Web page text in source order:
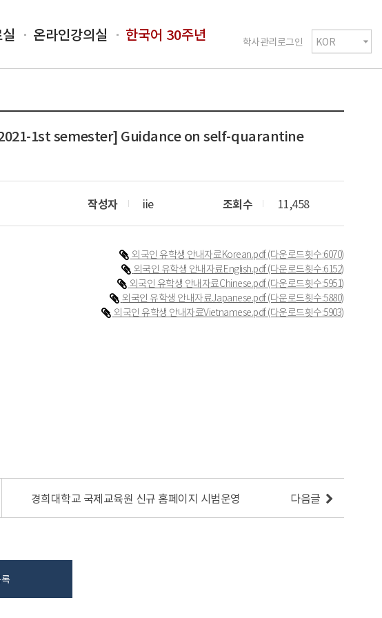
학사관리로그인
온라인강의실 한국어 30주년
([2021-1st semester] Guidance on self-quarantine
작성자 iie 조회수 11,458
외국인 유학생 안내자료Korean.pdf(다운로드횟수:6070)
외국인 유학생 안내자료English.pdf(다운로드횟수:6152)
외국인 유학생 안내자료Chinese.pdf(다운로드횟수:5951)
외국인 유학생 안내자료Japanese.pdf(다운로드횟수:5880)
외국인 유학생 안내자료Vietnamese.pdf(다운로드횟수:5903)
다음글
경희대학교 국제교육원 신규 홈페이지 시범운영